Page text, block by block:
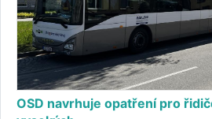
OSD navrhuje opatření pro